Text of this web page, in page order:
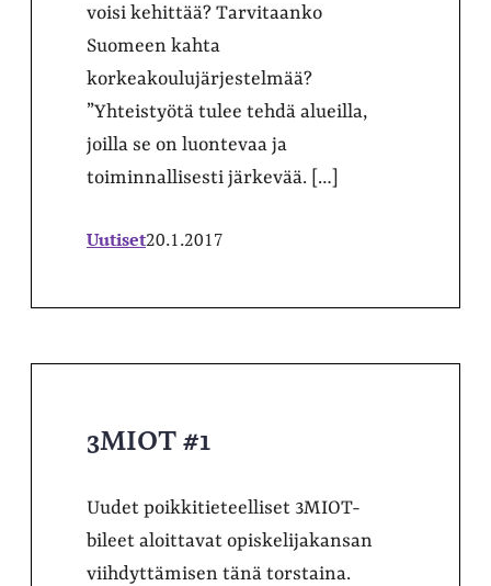
voisi kehittää? Tarvitaanko
Suomeen kahta
korkeakoulujärjestelmää?
”Yhteistyötä tulee tehdä alueilla,
joilla se on luontevaa ja
toiminnallisesti järkevää. […]
Uutiset20.1.2017
3MIOT #1
Uudet poikkitieteelliset 3MIOT-
bileet aloittavat opiskelijakansan
viihdyttämisen tänä torstaina.